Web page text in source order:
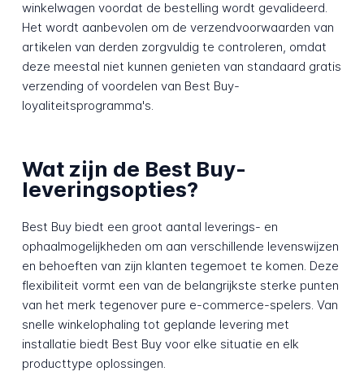
winkelwagen voordat de bestelling wordt gevalideerd.
Het wordt aanbevolen om de verzendvoorwaarden van
artikelen van derden zorgvuldig te controleren, omdat
deze meestal niet kunnen genieten van standaard gratis
verzending of voordelen van Best Buy-
loyaliteitsprogramma's.
Wat zijn de Best Buy-
leveringsopties?
Best Buy biedt een groot aantal leverings- en
ophaalmogelijkheden om aan verschillende levenswijzen
en behoeften van zijn klanten tegemoet te komen. Deze
flexibiliteit vormt een van de belangrijkste sterke punten
van het merk tegenover pure e-commerce-spelers. Van
snelle winkelophaling tot geplande levering met
installatie biedt Best Buy voor elke situatie en elk
producttype oplossingen.